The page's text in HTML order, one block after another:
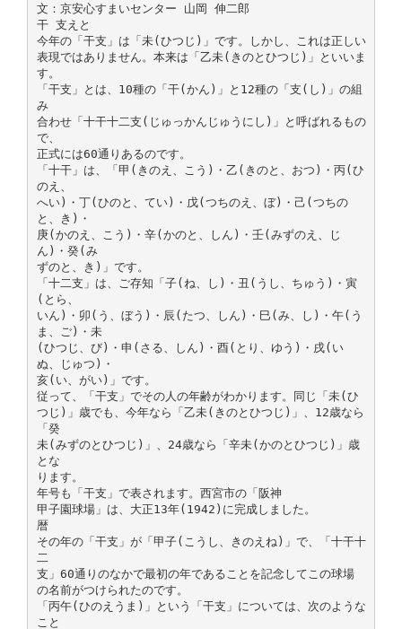
文：京安心すまいセンター 山岡 伸二郎
干 支えと
今年の「干支」は「未(ひつじ)」です。しかし、これは正しい
表現ではありません。本来は「乙未(きのとひつじ)」といいま
す。
「干支」とは、10種の「干(かん)」と12種の「支(し)」の組
み
合わせ「十干十二支(じゅっかんじゅうにし)」と呼ばれるもの
で、
正式には60通りあるのです。
「十干」は、「甲(きのえ、こう)・乙(きのと、おつ)・丙(ひ
のえ、
へい)・丁(ひのと、てい)・戊(つちのえ、ぼ)・己(つちの
と、き)・
庚(かのえ、こう)・辛(かのと、しん)・壬(みずのえ、じ
ん)・癸(み
ずのと、き)」です。
「十二支」は、ご存知「子(ね、し)・丑(うし、ちゅう)・寅
(とら、
いん)・卯(う、ぼう)・辰(たつ、しん)・巳(み、し)・午(う
ま、ご)・未
(ひつじ、び)・申(さる、しん)・酉(とり、ゆう)・戌(い
ぬ、じゅつ)・
亥(い、がい)」です。
従って、「干支」でその人の年齢がわかります。同じ「未(ひ
つじ)」歳でも、今年なら「乙未(きのとひつじ)」、12歳なら
「癸
未(みずのとひつじ)」、24歳なら「辛未(かのとひつじ)」歳
とな
ります。
年号も「干支」で表されます。西宮市の「阪神
甲子園球場」は、大正13年(1942)に完成しました。
暦
その年の「干支」が「甲子(こうし、きのえね)」で、「十干十
二
支」60通りのなかで最初の年であることを記念してこの球場
の名前がつけられたのです。
「丙午(ひのえうま)」という「干支」については、次のような
こと